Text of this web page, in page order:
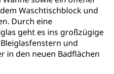
Waschtischblock und
Durch eine
geht es ins großzügige
und
in den neuen Badflächen